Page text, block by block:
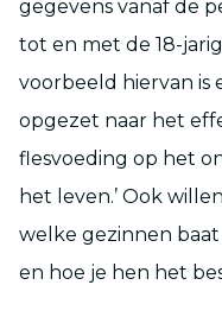
gegevens vanaf de
tot en met de 18-
voorbeeld hiervan is
opgezet naar het
flesvoeding op het
het leven.’ Ook
welke gezinnen
en hoe je hen het